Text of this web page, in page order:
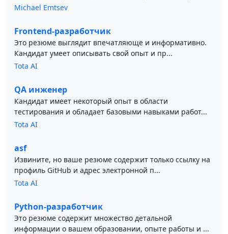
Michael Emtsev
Frontend-разработчик
Это резюме выглядит впечатляюще и информативно.
Кандидат умеет описывать свой опыт и пр...
Tota AI
QA инженер
Кандидат имеет некоторый опыт в области
тестирования и обладает базовыми навыками работ...
Tota AI
asf
Извините, но ваше резюме содержит только ссылку на
профиль GitHub и адрес электронной п...
Tota AI
Python-разработчик
Это резюме содержит множество детальной
информации о вашем образовании, опыте работы и ...